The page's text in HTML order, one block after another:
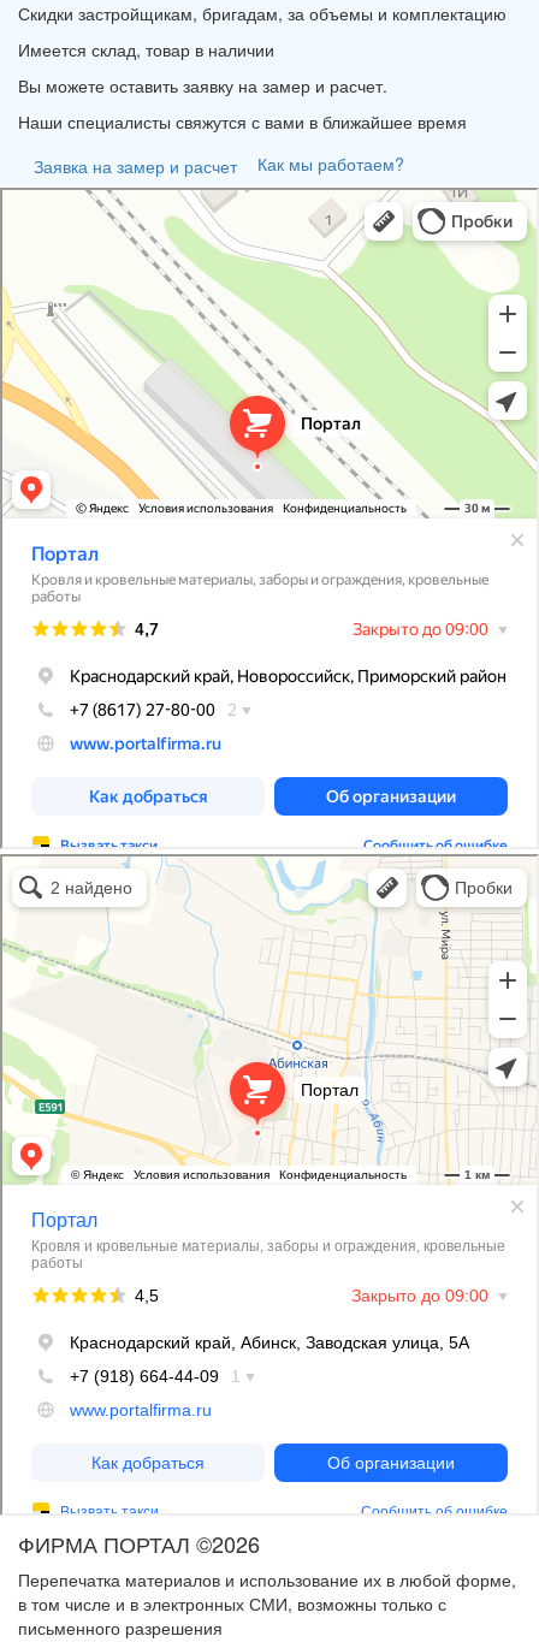
Скидки застройщикам, бригадам, за объемы и комплектацию
Имеется склад, товар в наличии
Вы можете оставить заявку на замер и расчет.
Наши специалисты свяжутся с вами в ближайшее время
Заявка на замер и расчет
Как мы работаем?
Кровля и кровельные материалы в Новороссийске
Фасады и фасадные системы в Новороссийске
Портал
Кровля и кровельные материалы в Абинске
Фасады и фасадные системы в Абинске
ФИРМА ПОРТАЛ ©2026
Перепечатка материалов и использование их в любой форме,
в том числе и в электронных СМИ, возможны только с
письменного разрешения